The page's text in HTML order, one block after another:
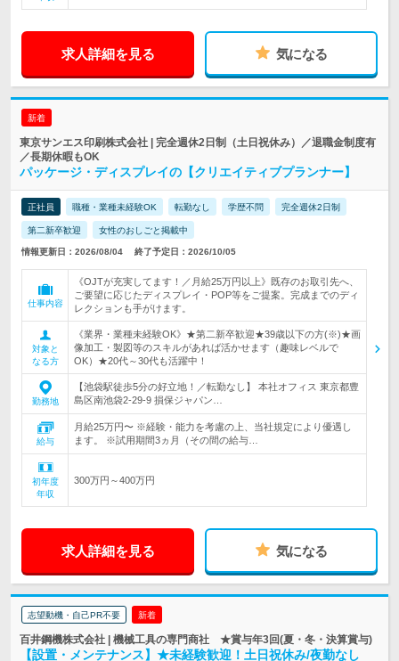
求人詳細を見る 気になる
新着
東京サンエス印刷株式会社 | 完全週休2日制（土日祝休み）／退職金制度有
／長期休暇もOK
パッケージ・ディスプレイの【クリエイティブプランナー】
正社員 職種・業種未経験OK 転勤なし 学歴不問 完全週休2日制
第二新卒歓迎 女性のおしごと掲載中
情報更新日：2026/08/04 終了予定日：2026/10/05
仕事内容
《OJTが充実してます！／月給25万円以上》既存のお取引先へ、
ご要望に応じたディスプレイ・POP等をご提案。完成までのディ
レクションも手がけます。
対象と
なる方
《業界・業種未経験OK》★第二新卒歓迎★39歳以下の方(※)★画
像加工・製図等のスキルがあれば活かせます（趣味レベルで
OK）★20代～30代も活躍中！
勤務地
【池袋駅徒歩5分の好立地！／転勤なし】 本社オフィス 東京都豊
島区南池袋2-29-9 損保ジャパン…
給与
月給25万円〜 ※経験・能力を考慮の上、当社規定により優遇し
ます。 ※試用期間3ヵ月（その間の給与…
初年度
年収
300万円～400万円
求人詳細を見る 気になる
志望動機・自己PR不要 新着
百井鋼機株式会社 | 機械工具の専門商社 ★賞与年3回(夏・冬・決算賞与)
【設置・メンテナンス】★未経験歓迎！土日祝休み/夜勤なし